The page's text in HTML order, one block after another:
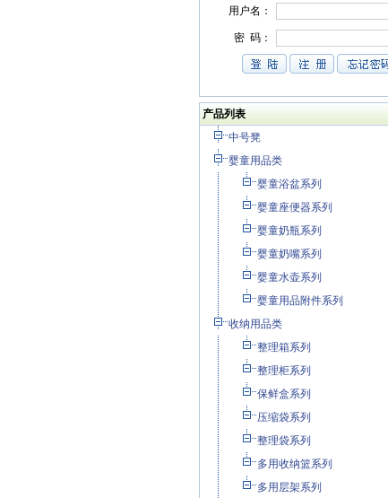
产品列表
中号凳
婴童用品类
婴童浴盆系列
婴童座便器系列
婴童奶瓶系列
婴童奶嘴系列
婴童水壶系列
婴童用品附件系列
收纳用品类
整理箱系列
整理柜系列
保鲜盒系列
压缩袋系列
整理袋系列
多用收纳篮系列
多用层架系列